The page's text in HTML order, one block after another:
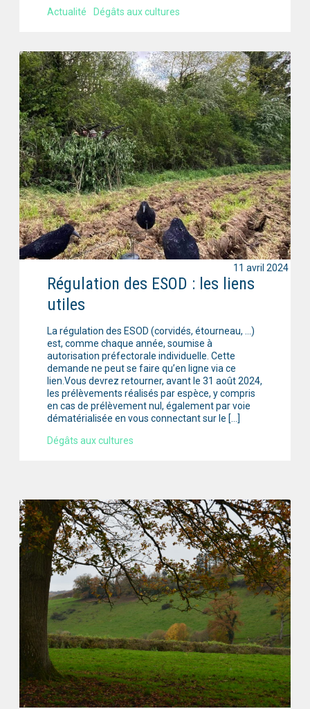
Actualité Dégâts aux cultures
Régulation des ESOD : les liens
utiles
La régulation des ESOD (corvidés, étourneau, …)
est, comme chaque année, soumise à
autorisation préfectorale individuelle. Cette
demande ne peut se faire qu’en ligne via ce
lien.Vous devrez retourner, avant le 31 août 2024,
les prélèvements réalisés par espèce, y compris
en cas de prélèvement nul, également par voie
dématérialisée en vous connectant sur le […]
Dégâts aux cultures
11 avril 2024